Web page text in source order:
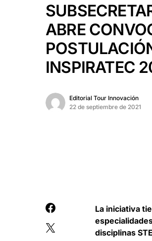
ABRE
INSPIRATEC
Editorial Tour Innovación
22 de septiembre de 2021
La iniciativa
disciplinas